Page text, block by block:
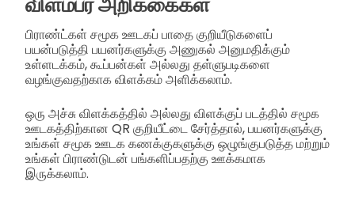
பிராண்ட்கள் சமூக ஊடகப் பாதை குறியீடுகளைப்
பயன்படுத்தி பயனர்களுக்கு அணுகல் அனுமதிக்கும்
உள்ளடக்கம், கூப்பன்கள் அல்லது தள்ளுபடிகளை
வழங்குவதற்காக விளக்கம் அளிக்கலாம்.
ஒரு அச்சு விளக்கத்தில் அல்லது விளக்குப் படத்தில் சமூக
ஊடகத்திற்கான QR குறியீட்டை சேர்த்தால், பயனர்களுக்கு
உங்கள் சமூக ஊடக கணக்குகளுக்கு ஒழுங்குபடுத்த மற்றும்
உங்கள் பிராண்டுடன் பங்களிப்பதற்கு ஊக்கமாக
இருக்கலாம்.